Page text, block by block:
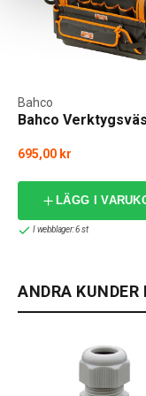
Bahco
Bahco
695,00 kr
LÄGG I
I webblager: 6 st
ANDRA KUNDER